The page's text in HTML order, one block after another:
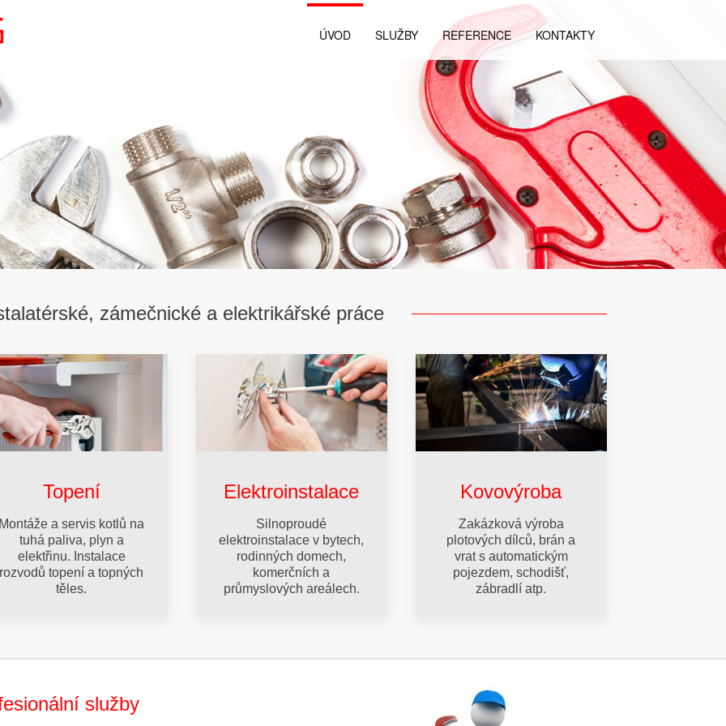
ÚVOD SLUŽBY REFERENCE KONTAKTY
zámečnické a elektrikářské práce
Topení
a servis kotlů na
tuhá paliva, plyn a
elektřinu. Instalace
rozvodů topení a topných
těles.
Elektroinstalace
Silnoproudé
elektroinstalace v bytech,
rodinných domech,
komerčních a
průmyslových areálech.
Kovovýroba
Zakázková výroba
plotových dílců, brán a
vrat s automatickým
pojezdem, schodišť,
zábradlí atp.
služby